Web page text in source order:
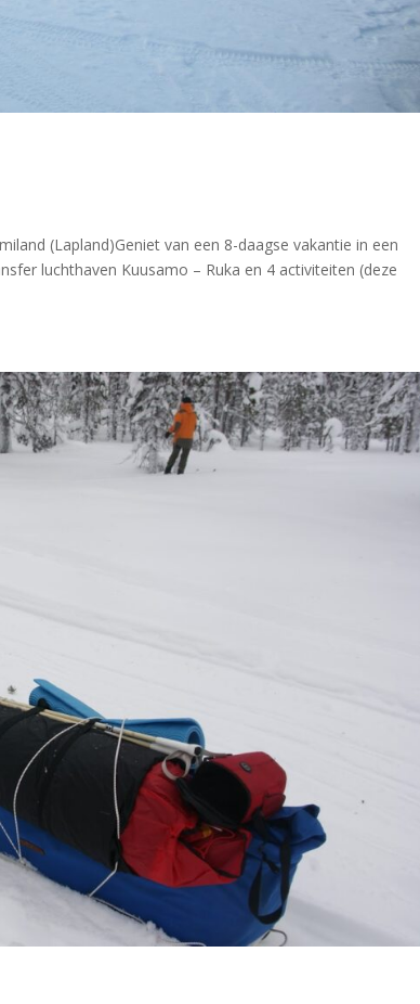
(Lapland)Geniet van een 8-daagse vakantie in een
luchthaven Kuusamo – Ruka en 4 activiteiten (deze